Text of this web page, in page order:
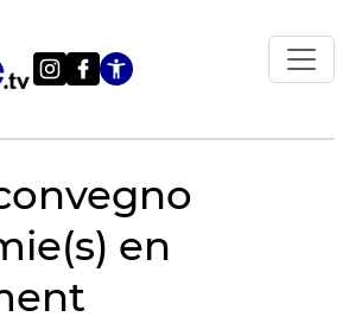
Apri le
en